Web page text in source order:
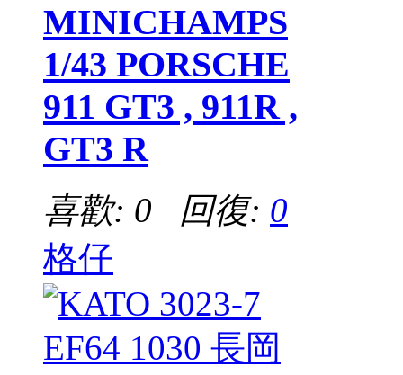
MINICHAMPS
1/43 PORSCHE
911 GT3 , 911R ,
GT3 R
喜歡: 0 回復: 0
格仔